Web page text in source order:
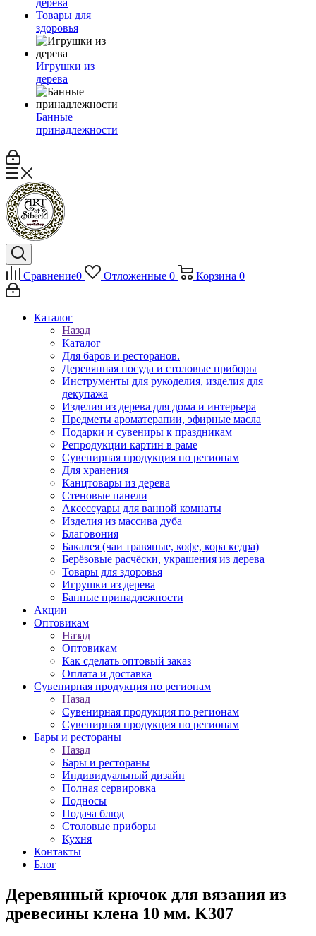
дерева
Товары для
здоровья
Игрушки из
дерева
Банные
принадлежности
Сравнение0 Отложенные 0 Корзина 0
Каталог
Назад
Каталог
Для баров и ресторанов.
Деревянная посуда и столовые приборы
Инструменты для рукоделия, изделия для
декупажа
Изделия из дерева для дома и интерьера
Предметы ароматерапии, эфирные масла
Подарки и сувениры к праздникам
Репродукции картин в раме
Сувенирная продукция по регионам
Для хранения
Канцтовары из дерева
Стеновые панели
Аксессуары для ванной комнаты
Изделия из массива дуба
Благовония
Бакалея (чаи травяные, кофе, кора кедра)
Берёзовые расчёски, украшения из дерева
Товары для здоровья
Игрушки из дерева
Банные принадлежности
Акции
Оптовикам
Назад
Оптовикам
Как сделать оптовый заказ
Оплата и доставка
Сувенирная продукция по регионам
Назад
Сувенирная продукция по регионам
Сувенирная продукция по регионам
Бары и рестораны
Назад
Бары и рестораны
Индивидуальный дизайн
Полная сервировка
Подносы
Подача блюд
Столовые приборы
Кухня
Контакты
Блог
Деревянный крючок для вязания из
древесины клена 10 мм. K307